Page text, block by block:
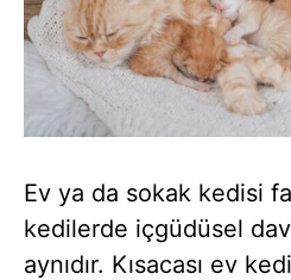
Ev ya da sokak kedisi
kedilerde içgüdüsel
aynıdır. Kısacası ev